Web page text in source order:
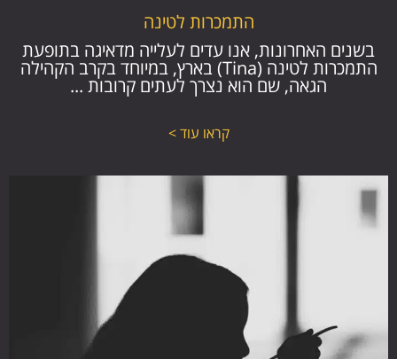
התמכרות לטינה
בשנים האחרונות, אנו עדים לעלייה מדאיגה בתופעת
התמכרות לטינה (Tina) בארץ, במיוחד בקרב הקהילה
הגאה, שם הוא נצרך לעתים קרובות ...
קראו עוד >